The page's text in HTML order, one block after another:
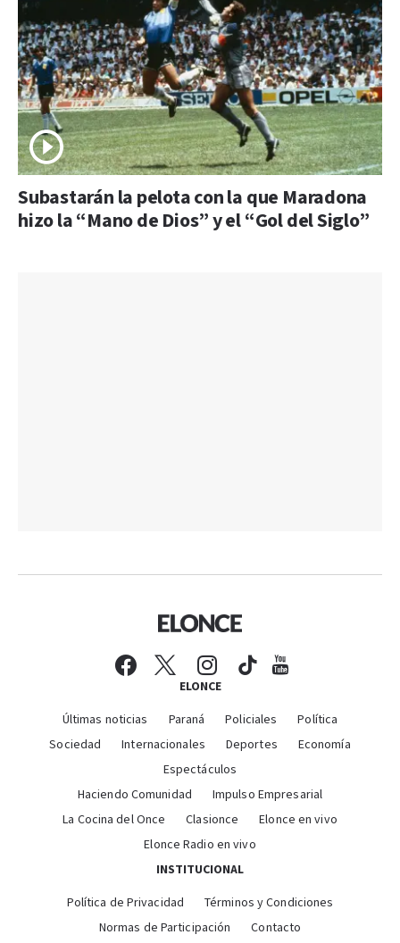
Subastarán la pelota con la que Maradona
hizo la “Mano de Dios” y el “Gol del Siglo”
ELONCE
Últimas noticias Paraná Policiales
Política
Sociedad
Internacionales Deportes
Economía
Espectáculos
Haciendo Comunidad
Impulso Empresarial
La Cocina del Once
Clasionce
Elonce en vivo
Elonce Radio en vivo
INSTITUCIONAL
Política de Privacidad
Términos y Condiciones
Normas de Participación
Contacto